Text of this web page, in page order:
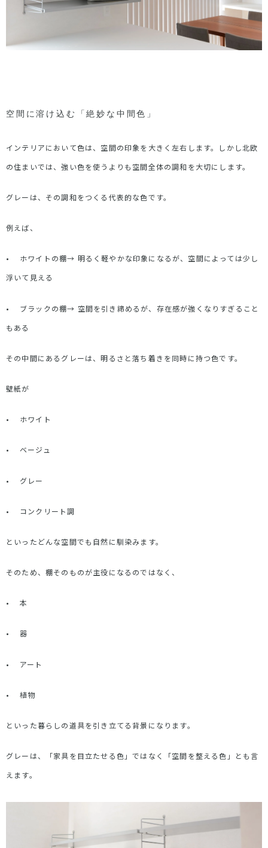
空間に溶け込む「絶妙な中間色」
インテリアにおいて色は、空間の印象を大きく左右します。しかし北欧
の住まいでは、強い色を使うよりも空間全体の調和を大切にします。
グレーは、その調和をつくる代表的な色です。
例えば、
• ホワイトの棚→ 明るく軽やかな印象になるが、空間によっては少し
浮いて見える
• ブラックの棚→ 空間を引き締めるが、存在感が強くなりすぎること
もある
その中間にあるグレーは、明るさと落ち着きを同時に持つ色です。
壁紙が
• ホワイト
• ベージュ
• グレー
• コンクリート調
といったどんな空間でも自然に馴染みます。
そのため、棚そのものが主役になるのではなく、
• 本
• 器
• アート
• 植物
といった暮らしの道具を引き立てる背景になります。
グレーは、「家具を目立たせる色」ではなく「空間を整える色」とも言
えます。